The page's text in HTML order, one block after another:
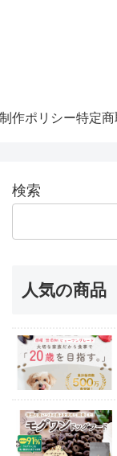
作ポリシー
検索
人気の商品